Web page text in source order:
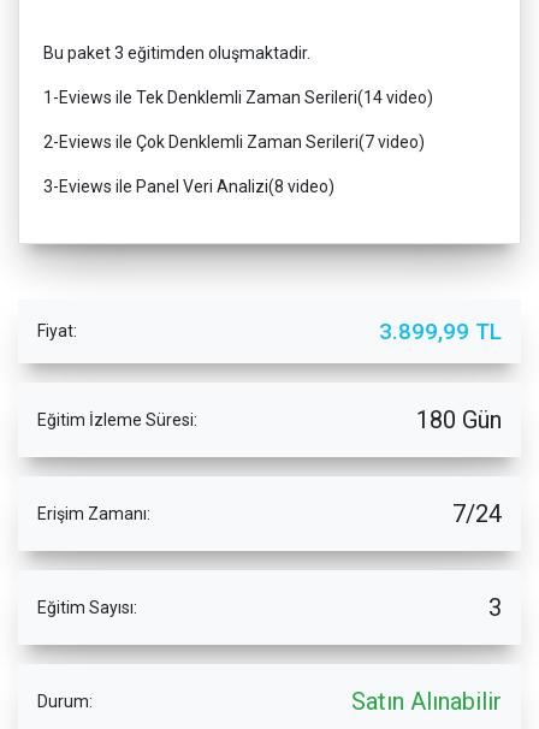
Bu paket 3 eğitimden oluşmaktadir.
1-Eviews ile Tek Denklemli Zaman Serileri(14 video)
2-Eviews ile Çok Denklemli Zaman Serileri(7 video)
3-Eviews ile Panel Veri Analizi(8 video)
Fiyat: 3.899,99 TL
Eğitim İzleme Süresi: 180 Gün
Erişim Zamanı: 7/24
Eğitim Sayısı: 3
Durum: Satın Alınabilir